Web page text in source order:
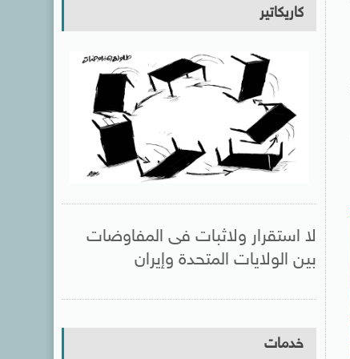
كاريكاتير
لا استقرار ولاثبات فى المفاوضات
بين الولايات المتحدة وإيران
خدمات